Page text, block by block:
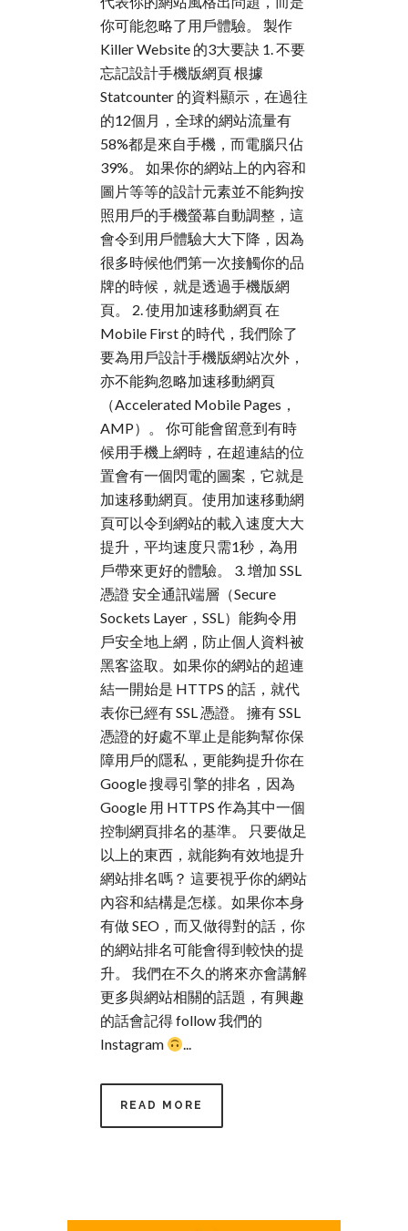
你可能忽略了用戶體驗。 製作
Killer Website 的3大要訣 1. 不要
忘記設計手機版網頁 根據
Statcounter 的資料顯示，在過往
的12個月，全球的網站流量有
58%都是來自手機，而電腦只佔
39%。 如果你的網站上的內容和
圖片等等的設計元素並不能夠按
照用戶的手機螢幕自動調整，這
會令到用戶體驗大大下降，因為
很多時候他們第一次接觸你的品
牌的時候，就是透過手機版網
頁。 2. 使用加速移動網頁 在
Mobile First 的時代，我們除了
要為用戶設計手機版網站次外，
亦不能夠忽略加速移動網頁
（Accelerated Mobile Pages，
AMP）。 你可能會留意到有時
候用手機上網時，在超連結的位
置會有一個閃電的圖案，它就是
加速移動網頁。使用加速移動網
頁可以令到網站的載入速度大大
提升，平均速度只需1秒，為用
戶帶來更好的體驗。 3. 增加 SSL
憑證 安全通訊端層（Secure
Sockets Layer，SSL）能夠令用
戶安全地上網，防止個人資料被
黑客盜取。如果你的網站的超連
結一開始是 HTTPS 的話，就代
表你已經有 SSL 憑證。 擁有 SSL
憑證的好處不單止是能夠幫你保
障用戶的隱私，更能夠提升你在
Google 搜尋引擎的排名，因為
Google 用 HTTPS 作為其中一個
控制網頁排名的基準。 只要做足
以上的東西，就能夠有效地提升
網站排名嗎？ 這要視乎你的網站
內容和結構是怎樣。如果你本身
有做 SEO，而又做得對的話，你
的網站排名可能會得到較快的提
升。 我們在不久的將來亦會講解
更多與網站相關的話題，有興趣
的話會記得 follow 我們的
Instagram
...
READ MORE